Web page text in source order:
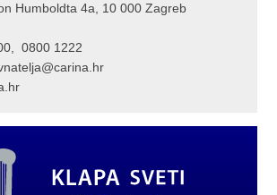
Humboldta 4a, 10 000 Zagreb
0800 1222